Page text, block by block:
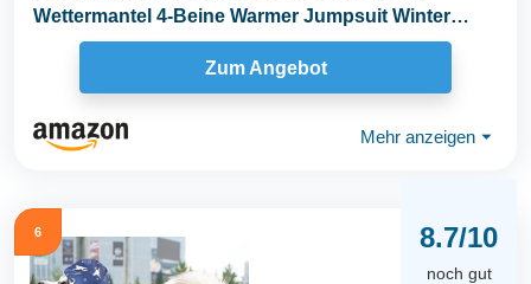
Wettermantel 4-Beine Warmer Jumpsuit Winter
Dicker Mantel...
Zum Angebot
Mehr anzeigen ⏷
6 8.7/10
noch gut